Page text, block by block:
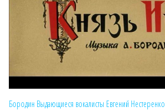
Бородин Выдающиеся вокалисты Евгений Нестеренко